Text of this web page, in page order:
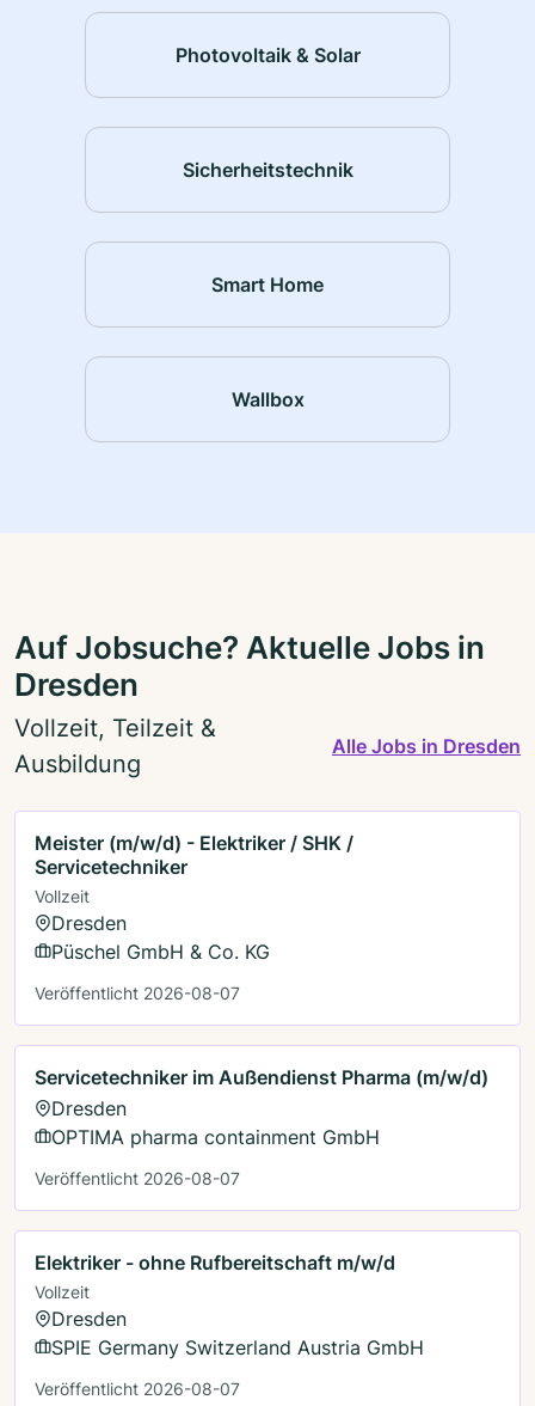
Photovoltaik & Solar
Sicherheitstechnik
Smart Home
Wallbox
Auf Jobsuche? Aktuelle Jobs in
Dresden
Vollzeit, Teilzeit &
Ausbildung
Alle Jobs in Dresden
Meister (m/w/d) - Elektriker / SHK /
Servicetechniker
Vollzeit
Dresden
Püschel GmbH & Co. KG
Veröffentlicht 2026-08-07
Servicetechniker im Außendienst Pharma (m/w/d)
Dresden
OPTIMA pharma containment GmbH
Veröffentlicht 2026-08-07
Elektriker - ohne Rufbereitschaft m/w/d
Vollzeit
Dresden
SPIE Germany Switzerland Austria GmbH
Veröffentlicht 2026-08-07